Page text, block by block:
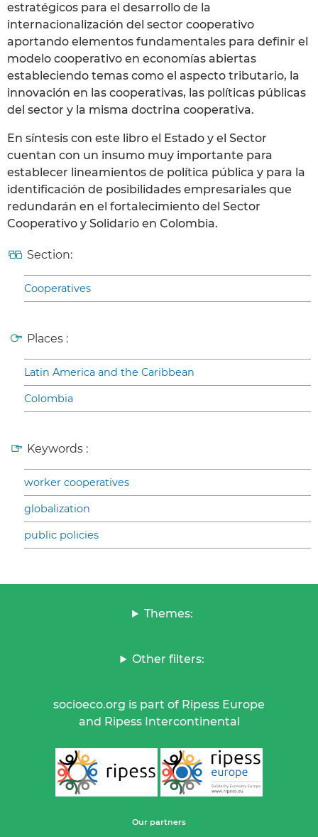
estratégicos para el desarrollo de la
internacionalización del sector cooperativo
aportando elementos fundamentales para definir el
modelo cooperativo en economías abiertas
estableciendo temas como el aspecto tributario, la
innovación en las cooperativas, las políticas públicas
del sector y la misma doctrina cooperativa.
En síntesis con este libro el Estado y el Sector
cuentan con un insumo muy importante para
establecer lineamientos de política pública y para la
identificación de posibilidades empresariales que
redundarán en el fortalecimiento del Sector
Cooperativo y Solidario en Colombia.
Section:
Cooperatives
Places :
Latin America and the Caribbean
Colombia
Keywords :
worker cooperatives
globalization
public policies
Themes:
Other filters:
socioeco.org is part of Ripess Europe
and Ripess Intercontinental
Our partners